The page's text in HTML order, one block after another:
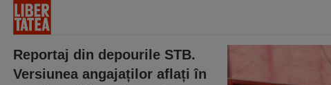
Reportaj din depourile STB.
Versiunea angajaților aflați în